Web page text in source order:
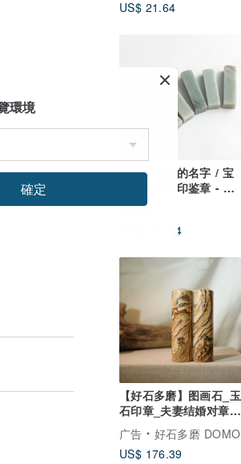
US$ 21.64
刻在你心底的名字 / 宝
泥斋纯手作印鉴章 - 菲
岛绿
宝泥斋
US$ 132.74
【好石多磨】图画石_玉
石印章_夫妻结婚对章_
圆章
广告
好石多磨 DOMO
US$ 176.39
可能因付
環境
確定